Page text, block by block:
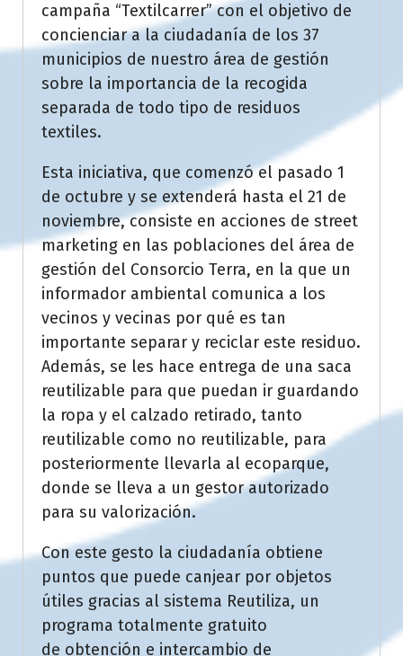
campaña “Textilcarrer” con el objetivo de
concienciar a la ciudadanía de los 37
municipios de nuestro área de gestión
sobre la importancia de la recogida
separada de todo tipo de residuos
textiles.
Esta iniciativa, que comenzó el pasado 1
de octubre y se extenderá hasta el 21 de
noviembre, consiste en acciones de street
marketing en las poblaciones del área de
gestión del Consorcio Terra, en la que un
informador ambiental comunica a los
vecinos y vecinas por qué es tan
importante separar y reciclar este residuo.
Además, se les hace entrega de una saca
reutilizable para que puedan ir guardando
la ropa y el calzado retirado, tanto
reutilizable como no reutilizable, para
posteriormente llevarla al ecoparque,
donde se lleva a un gestor autorizado
para su valorización.
Con este gesto la ciudadanía obtiene
puntos que puede canjear por objetos
útiles gracias al sistema Reutiliza, un
programa totalmente gratuito
de obtención e intercambio de